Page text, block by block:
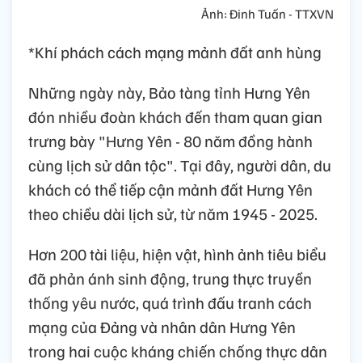
Ảnh: Đinh Tuấn - TTXVN
*Khí phách cách mạng mảnh đất anh hùng
Những ngày này, Bảo tàng tỉnh Hưng Yên
đón nhiều đoàn khách đến tham quan gian
trưng bày "Hưng Yên - 80 năm đồng hành
cùng lịch sử dân tộc". Tại đây, người dân, du
khách có thể tiếp cận mảnh đất Hưng Yên
theo chiều dài lịch sử, từ năm 1945 - 2025.
Hơn 200 tài liệu, hiện vật, hình ảnh tiêu biểu
đã phản ánh sinh động, trung thực truyền
thống yêu nước, quá trình đấu tranh cách
mạng của Đảng và nhân dân Hưng Yên
trong hai cuộc kháng chiến chống thực dân